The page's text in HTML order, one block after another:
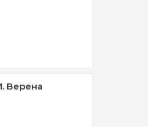
Верена